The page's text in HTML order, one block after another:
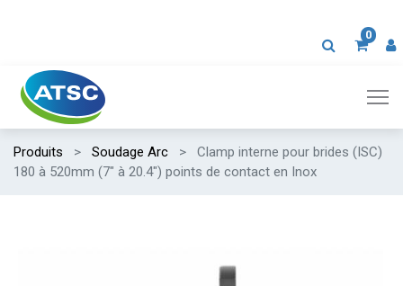
0
Produits Soudage Arc
Clamp interne pour brides (ISC)
180 à 520mm (7" à 20.4") points de contact en Inox